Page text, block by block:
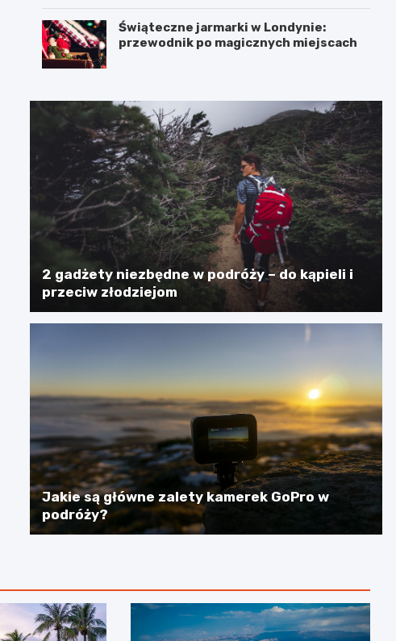
Świąteczne jarmarki w Londynie:
przewodnik po magicznych miejscach
2 gadżety niezbędne w podróży – do kąpieli i
przeciw złodziejom
Jakie są główne zalety kamerek GoPro w
podróży?